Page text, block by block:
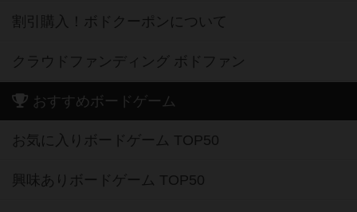
割引購入！ボドクーポンについて
クラウドファンディング ボドファン
おすすめボードゲーム
お気に入りボードゲーム TOP50
興味ありボードゲーム TOP50